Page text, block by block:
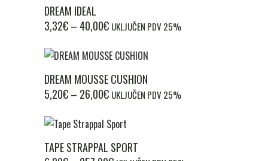
proizvod
ima
više
varijanti.
Opcije
se
odabrati
na
stranici
DREAM IDEAL
3,32€– 40,00€RASPON
OD
DO
40,00€
UKLJUČEN PDV 25%
proizvod
ima
više
varijanti.
Opcije
DREAM MOUSSE CUSHION
5,20€– 26,00€RASPON
OD
5,20€
DO
UKLJUČEN PDV 25%
proizvod
TAPE STRAPPAL SPORT